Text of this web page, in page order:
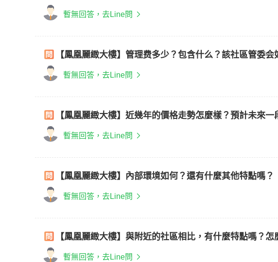
暫無回答，去Line問
【鳳凰麗緻大樓】管理费多少？包含什么？該社區管委会
暫無回答，去Line問
【鳳凰麗緻大樓】近幾年的價格走勢怎麼樣？預計未來一
暫無回答，去Line問
【鳳凰麗緻大樓】內部環境如何？還有什麼其他特點嗎？
暫無回答，去Line問
【鳳凰麗緻大樓】與附近的社區相比，有什麼特點嗎？怎
暫無回答，去Line問